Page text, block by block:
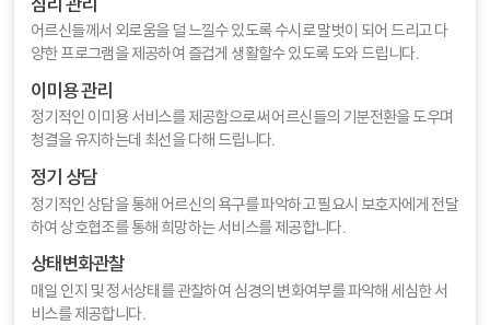
어르신들께서 외로움을 덜 느낄수 있도록 수시로 말벗이 되어 드리고 다
양한 프로그램을 제공하여 즐겁게 생활할수 있도록 도와 드립니다.
이미용 관리
정기적인 이미용 서비스를 제공함으로써 어르신들의 기분전환을 도우며
청결을 유지하는데 최선을 다해 드립니다.
정기 상담
정기적인 상담을 통해 어르신의 욕구를 파악하고 필요시 보호자에게 전달
하여 상호협조를 통해 희망하는 서비스를 제공합니다.
상태변화관찰
매일 인지 및 정서상태를 관찰하여 심경의 변화여부를 파악해 세심한 서
비스를 제공합니다.